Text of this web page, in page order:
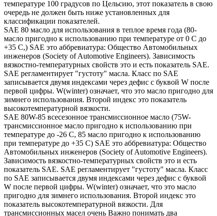
температуре 100 градусов по Цельсию, этот показатель в свою
очередь не должен быть ниже установленных для
классификации показателей.
SAE 80 масло для использования в теплое время года (80-
масло пригодно к использованию при температуре от 0 С до
+35 С,) SAE это аббревиатура: Общество Автомобильных
инженеров (Society of Automotive Engineers). Зависимость
вязкостно-температурных свойств это и есть показатель SAE.
SAE регламентирует "густоту" масла. Класс по SAE
записывается двумя индексами через дефис с буквой W после
первой цифры. W(winter) означает, что это масло пригодно для
зимнего использования. Второй индекс это показатель
высокотемпературной вязкости.
SAE 80W-85 всесезонное трансмиссионное масло (75W-
трансмиссионное масло пригодно к использованию при
температуре до -26 С, 85 масло пригодно к использованию
при температуре до +35 С) SAE это аббревиатура: Общество
Автомобильных инженеров (Society of Automotive Engineers).
Зависимость вязкостно-температурных свойств это и есть
показатель SAE. SAE регламентирует "густоту" масла. Класс
по SAE записывается двумя индексами через дефис с буквой
W после первой цифры. W(winter) означает, что это масло
пригодно для зимнего использования. Второй индекс это
показатель высокотемпературной вязкости. Для
трансмиссионных масел очень Важно понимать два